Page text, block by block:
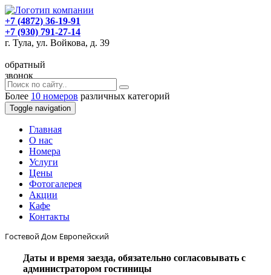
+7 (4872) 36-19-91
+7 (930) 791-27-14
г. Тула, ул. Войкова, д. 39
обратный
звонок
Более 10 номеров различных категорий
Toggle navigation
Главная
O нас
Номера
Услуги
Цены
Фотогалерея
Акции
Кафе
Контакты
Гостевой Дом Европейский
Даты и время заезда, обязательно согласовывать с
администратором гостиницы